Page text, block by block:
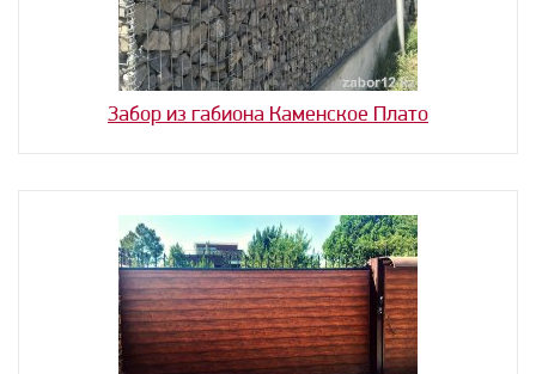
Забор из габиона Каменское Плато